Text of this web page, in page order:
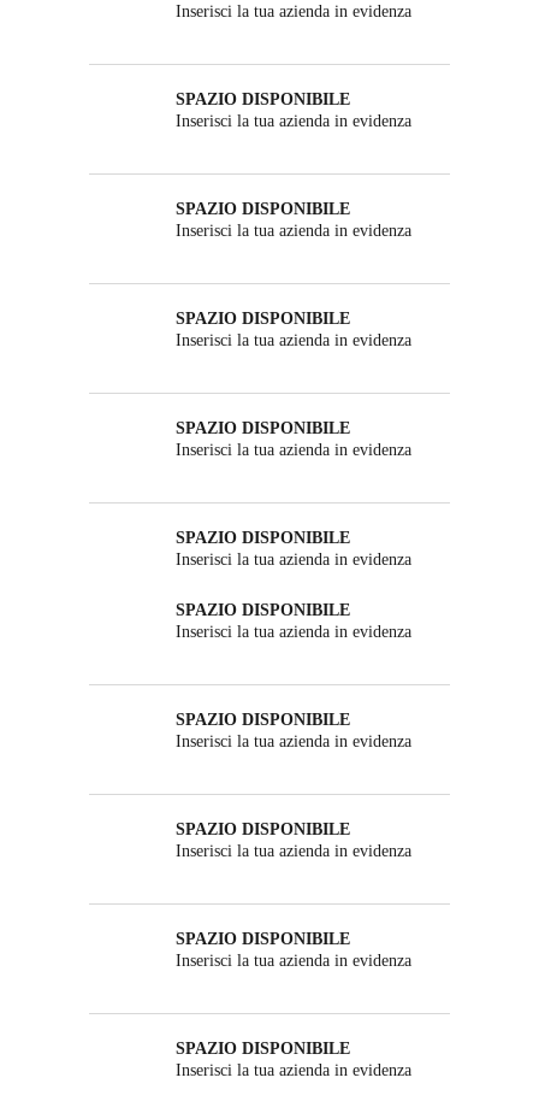
Inserisci la tua azienda in evidenza
SPAZIO DISPONIBILE
Inserisci la tua azienda in evidenza
SPAZIO DISPONIBILE
Inserisci la tua azienda in evidenza
SPAZIO DISPONIBILE
Inserisci la tua azienda in evidenza
SPAZIO DISPONIBILE
Inserisci la tua azienda in evidenza
SPAZIO DISPONIBILE
Inserisci la tua azienda in evidenza
SPAZIO DISPONIBILE
Inserisci la tua azienda in evidenza
SPAZIO DISPONIBILE
Inserisci la tua azienda in evidenza
SPAZIO DISPONIBILE
Inserisci la tua azienda in evidenza
SPAZIO DISPONIBILE
Inserisci la tua azienda in evidenza
SPAZIO DISPONIBILE
Inserisci la tua azienda in evidenza